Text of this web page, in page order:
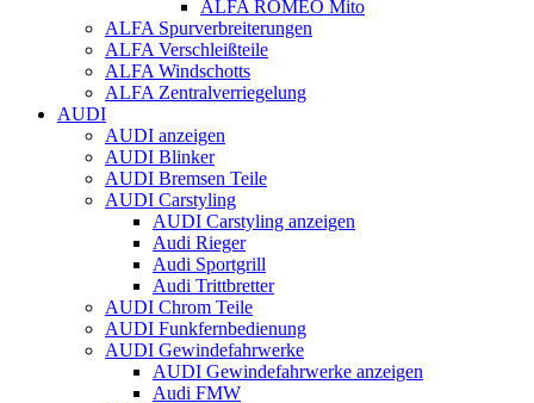
ALFA ROMEO Mito
ALFA Spurverbreiterungen
ALFA Verschleißteile
ALFA Windschotts
ALFA Zentralverriegelung
AUDI
AUDI anzeigen
AUDI Blinker
AUDI Bremsen Teile
AUDI Carstyling
AUDI Carstyling anzeigen
Audi Rieger
Audi Sportgrill
Audi Trittbretter
AUDI Chrom Teile
AUDI Funkfernbedienung
AUDI Gewindefahrwerke
AUDI Gewindefahrwerke anzeigen
Audi FMW